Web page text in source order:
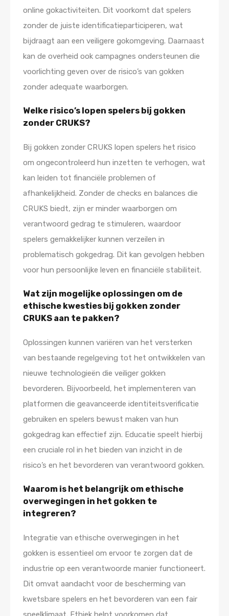
online gokactiviteiten. Dit voorkomt dat spelers
zonder de juiste identificatieparticiperen, wat
bijdraagt aan een veiligere gokomgeving. Daarnaast
kan de overheid ook campagnes ondersteunen die
voorlichting geven over de risico’s van gokken
zonder adequate waarborgen.
Welke risico’s lopen spelers bij gokken
zonder CRUKS?
Bij gokken zonder CRUKS lopen spelers het risico
om ongecontroleerd hun inzetten te verhogen, wat
kan leiden tot financiële problemen of
afhankelijkheid. Zonder de checks en balances die
CRUKS biedt, zijn er minder waarborgen om
verantwoord gedrag te stimuleren, waardoor
spelers gemakkelijker kunnen verzeilen in
problematisch gokgedrag. Dit kan gevolgen hebben
voor hun persoonlijke leven en financiële stabiliteit.
Wat zijn mogelijke oplossingen om de
ethische kwesties bij gokken zonder
CRUKS aan te pakken?
Oplossingen kunnen variëren van het versterken
van bestaande regelgeving tot het ontwikkelen van
nieuwe technologieën die veiliger gokken
bevorderen. Bijvoorbeeld, het implementeren van
platformen die geavanceerde identiteitsverificatie
gebruiken en spelers bewust maken van hun
gokgedrag kan effectief zijn. Educatie speelt hierbij
een cruciale rol in het bieden van inzicht in de
risico’s en het bevorderen van verantwoord gokken.
Waarom is het belangrijk om ethische
overwegingen in het gokken te
integreren?
Integratie van ethische overwegingen in het
gokken is essentieel om ervoor te zorgen dat de
industrie op een verantwoorde manier functioneert.
Dit omvat aandacht voor de bescherming van
kwetsbare spelers en het bevorderen van een fair